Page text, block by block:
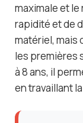
maximale et le
rapidité et de
matériel, mais
les premières
à 8 ans, il
en travaillant